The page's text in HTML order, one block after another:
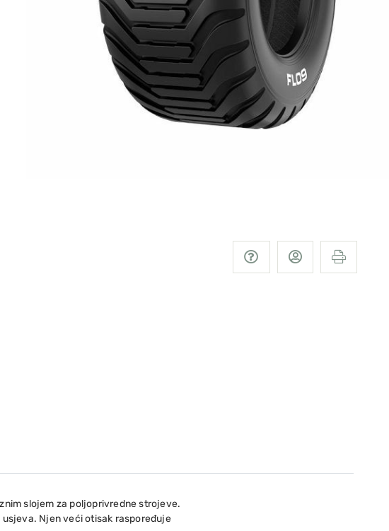
slojem za poljoprivredne strojeve.
Njen veći otisak raspoređuje